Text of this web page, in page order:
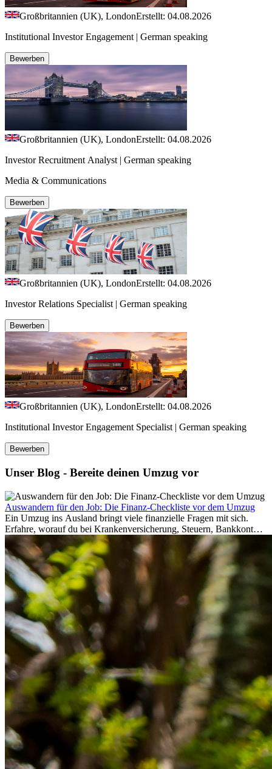
Großbritannien (UK), LondonErstellt: 04.08.2026
Institutional Investor Engagement | German speaking
Bewerben
Großbritannien (UK), LondonErstellt: 04.08.2026
Investor Recruitment Analyst | German speaking
Media & Communications
Bewerben
Großbritannien (UK), LondonErstellt: 04.08.2026
Investor Relations Specialist | German speaking
Bewerben
Großbritannien (UK), LondonErstellt: 04.08.2026
Institutional Investor Engagement Specialist | German speaking
Bewerben
Unser Blog - Bereite deinen Umzug vor
Auswandern für den Job: Die Finanz-Checkliste vor dem Umzug
Ein Umzug ins Ausland bringt viele finanzielle Fragen mit sich.
Erfahre, worauf du bei Krankenversicherung, Steuern, Bankkonto,
Rücklagen und Budgetplanung achten solltest, damit dein Neustart
im Ausland reibungslos gelingt.